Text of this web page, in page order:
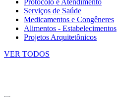
Protocolo e Atendimento
Serviços de Saúde
Medicamentos e Congêneres
Alimentos - Estabelecimentos
Projetos Arquitetônicos
VER TODOS